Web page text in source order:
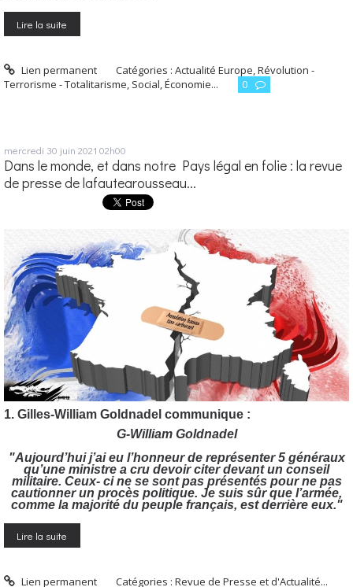
Lire la suite
Lien permanent Catégories :Actualité Europe ,Révolution -
Terrorisme - Totalitarisme Social, Économie... 0
mercredi 30 juin 2021 02h00
Dans le monde, et dans notre Pays légal en folie : la revue
de presse de lafautearousseau...
1. Gilles-William Goldnadel communique :
G-William Goldnadel
"Aujourd’hui j’ai eu l’honneur de représenter 5 généraux
qu’une ministre a cru devoir citer devant un conseil
militaire. Ceux- ci ne se sont pas présentés pour ne pas
cautionner un procès politique. Je suis sûr que l’armée,
comme la majorité du peuple français, est derrière eux."
Lire la suite
Lien permanent Catégories :Revue de Presse et d'Actualité...